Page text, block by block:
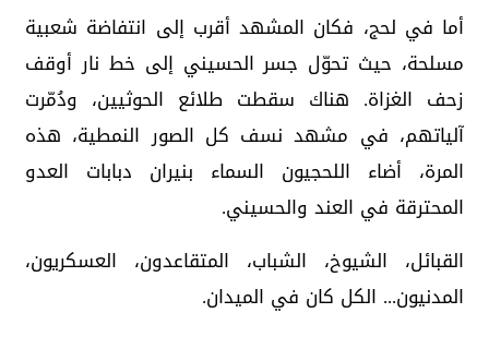
أما في لحج، فكان المشهد أقرب إلى انتفاضة شعبية
مسلحة، حيث تحوّل جسر الحسيني إلى خط نار أوقف
زحف الغزاة. هناك سقطت طلائع الحوثيين، ودُمّرت
آلياتهم، في مشهد نسف كل الصور النمطية، هذه
المرة، أضاء اللحجيون السماء بنيران دبابات العدو
المحترقة في العند والحسيني.
القبائل، الشيوخ، الشباب، المتقاعدون، العسكريون،
المدنيون... الكل كان في الميدان.